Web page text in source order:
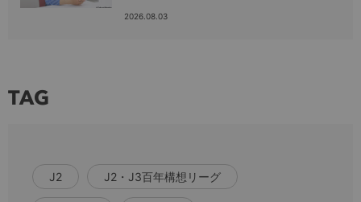
2026.08.03
TAG
J2 J2・J3百年構想リーグ